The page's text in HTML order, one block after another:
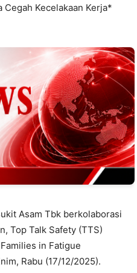
Cegah Kecelakaan Kerja*
Asam Tbk berkolaborasi
Top Talk Safety (TTS)
in Fatigue
Rabu (17/12/2025).